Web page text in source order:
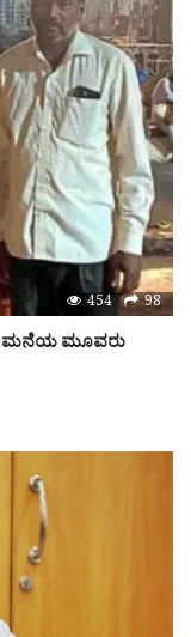
454 98
ಮನೆಯ ಮೂವರು